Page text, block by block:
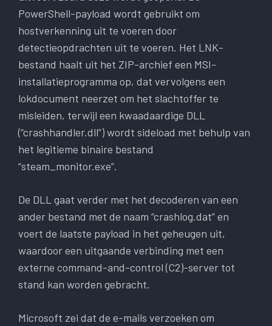
PowerShell-payload wordt gebruikt om
hostverkenning uit te voeren door
detectieopdrachten uit te voeren. Het LNK-
bestand haalt uit het ZIP-archief een MSI-
installatieprogramma op, dat vervolgens een
lokdocument neerzet om het slachtoffer te
misleiden, terwijl een kwaadaardige DLL
(“crashhandler.dll”) wordt sideload met behulp van
het legitieme binaire bestand
“steam_monitor.exe”.
De DLL gaat verder met het decoderen van een
ander bestand met de naam “crashlog.dat” en
voert de laatste payload in het geheugen uit,
waardoor een uitgaande verbinding met een
externe command-and-control (C2)-server tot
stand kan worden gebracht.
Microsoft zei dat de e-mails verzoeken om